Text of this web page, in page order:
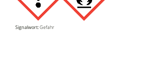
Signalwort:Gefahr